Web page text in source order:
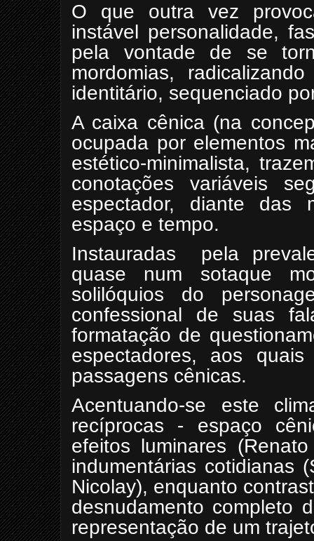
O que outra vez
instável personalidade,
pela vontade de se
mordomias,
identitário, sequenciado
A caixa cênica (na
ocupada por elementos
estético-minimalista,
conotações variáveis
espectador, diante das
espaço e tempo.
Instauradas pela
quase num sotaque
solilóquios do
confessional de suas
formatação de
espectadores, aos
passagens cênicas.
Acentuando-se este
recíprocas - espaço
efeitos luminares
indumentárias cotidianas
Nicolay), enquanto
desnudamento completo
representação de um